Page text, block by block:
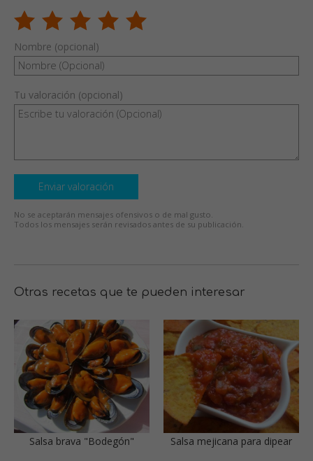
Nombre (opcional)
Tu valoración (opcional)
Enviar valoración
No se aceptarán mensajes ofensivos o de mal gusto.
Todos los mensajes serán revisados antes de su publicación.
Otras recetas que te pueden interesar
Salsa brava "Bodegón" Salsa mejicana para dipear